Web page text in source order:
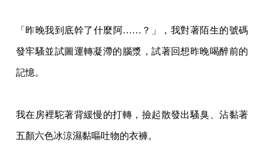
「昨晚我到底幹了什麼阿……？」，我對著陌生的號碼
發牢騷並試圖運轉凝滯的腦漿，試著回想昨晚喝醉前的
記憶。
我在房裡駝著背緩慢的打轉，撿起散發出騷臭、沾黏著
五顏六色冰涼濕黏嘔吐物的衣褲。